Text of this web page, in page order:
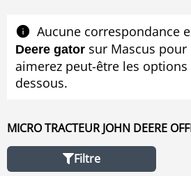
marque, année, prix, heures
Aucune correspondance
Deere gator sur Mascus
aimerez peut-être les
dessous.
MICRO TRACTEUR JOHN DEERE
Filtre